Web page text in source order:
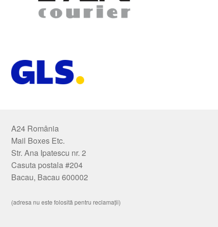
A24 România
Mail Boxes Etc.
Str. Ana Ipatescu nr. 2
Casuta postala #204
Bacau, Bacau 600002
(adresa nu este folosită pentru reclamații)